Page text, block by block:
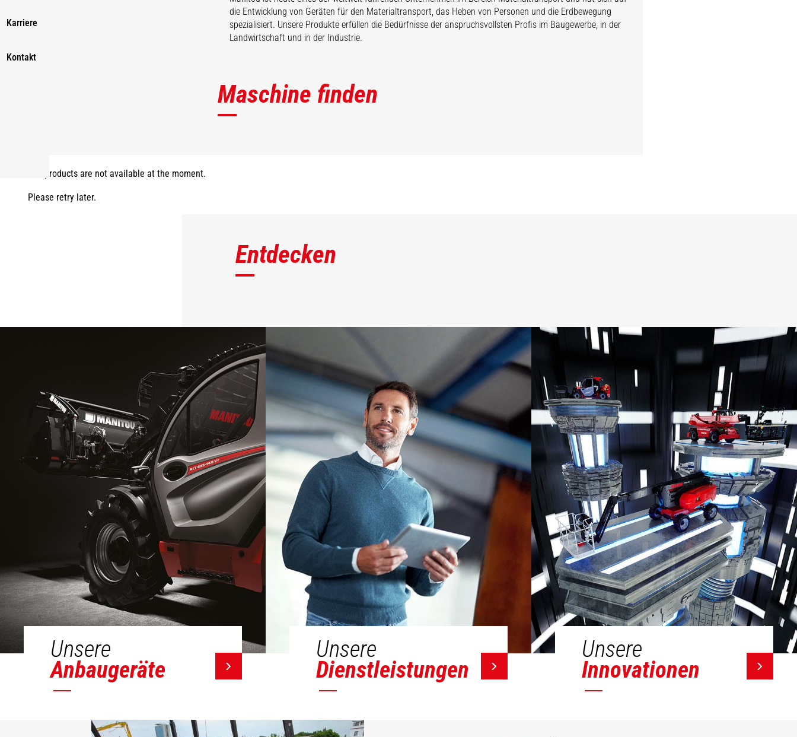
Karriere
Kontakt
die Entwicklung von Geräten für den Materialtransport, das Heben von Personen und die Erdbewegung
spezialisiert. Unsere Produkte erfüllen die Bedürfnisse der anspruchsvollsten Profis im Baugewerbe, in der
Landwirtschaft und in der Industrie.
Maschine finden
The products are not available at the moment.
Please retry later.
Entdecken
Unsere
Anbaugeräte
Unsere
Dienstleistungen
Unsere
Innovationen